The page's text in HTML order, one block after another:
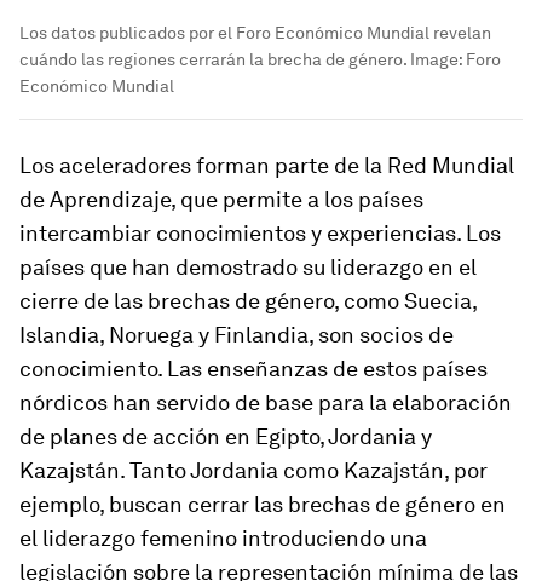
Los datos publicados por el Foro Económico Mundial revelan
cuándo las regiones cerrarán la brecha de género. Image: Foro
Económico Mundial
Los aceleradores forman parte de la Red Mundial
de Aprendizaje, que permite a los países
intercambiar conocimientos y experiencias. Los
países que han demostrado su liderazgo en el
cierre de las brechas de género, como Suecia,
Islandia, Noruega y Finlandia, son socios de
conocimiento. Las enseñanzas de estos países
nórdicos han servido de base para la elaboración
de planes de acción en Egipto, Jordania y
Kazajstán. Tanto Jordania como Kazajstán, por
ejemplo, buscan cerrar las brechas de género en
el liderazgo femenino introduciendo una
legislación sobre la representación mínima de las